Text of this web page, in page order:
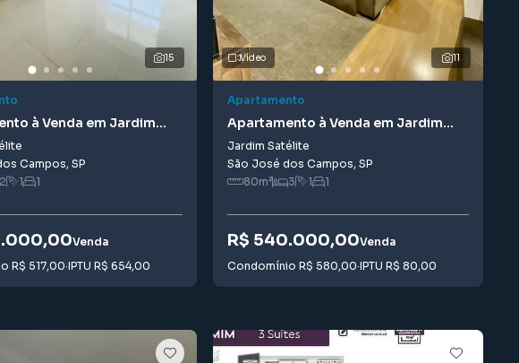
15
à Venda em Jardim
Campos, SP
2 1 1
Venda
R$ 517,00·IPTU R$ 654,00
11
Vídeo
Apartamento
Apartamento à Venda em Jardim
Satélite
Jardim Satélite
São José dos Campos, SP
80m² 3 1 1
R$ 540.000,00Venda
Condomínio R$ 580,00·IPTU R$ 80,00